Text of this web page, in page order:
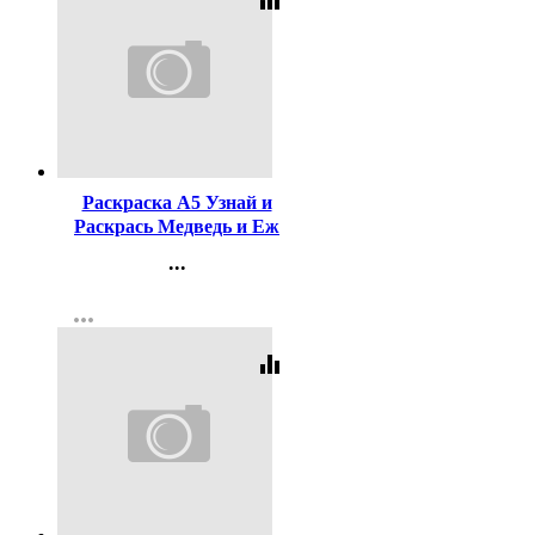
Раскраска А5 Узнай и
Раскрась Медведь и Еж
...
Регистрация
more_horiz
equalizer